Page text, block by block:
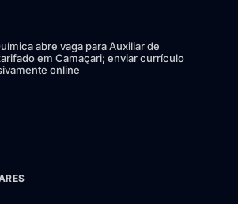
abre vaga para Auxiliar de
em Camaçari; enviar currículo
online